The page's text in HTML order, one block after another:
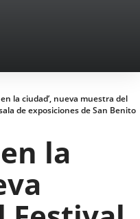
la ciudad’, nueva muestra del
de exposiciones de San Benito
la